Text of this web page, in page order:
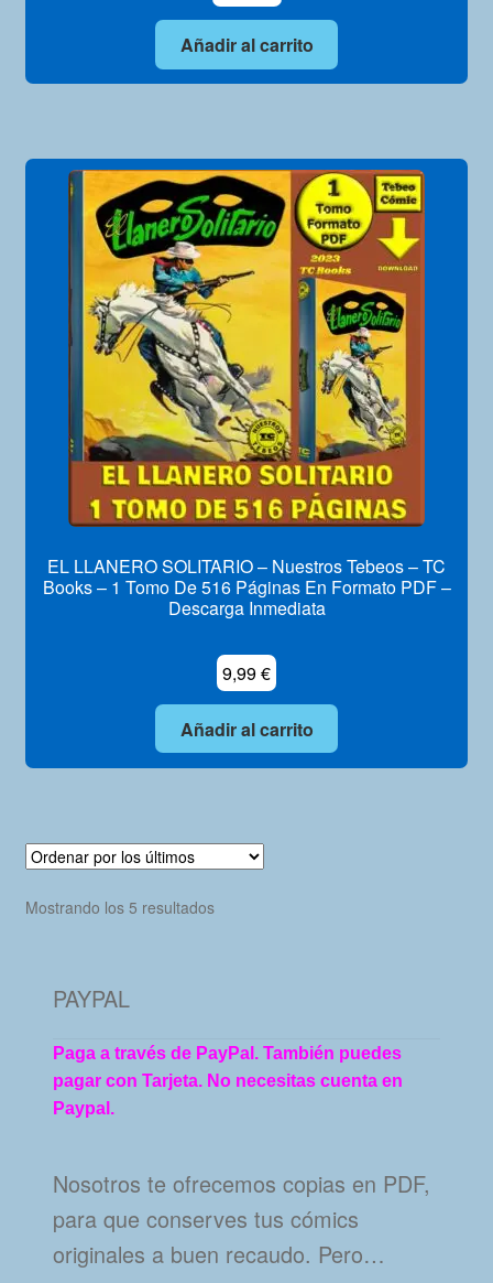
Añadir al carrito
EL LLANERO SOLITARIO – Nuestros Tebeos – TC
Books – 1 Tomo De 516 Páginas En Formato PDF –
Descarga Inmediata
9,99€
Añadir al carrito
Mostrando los 5 resultadosOrdenado
PAYPAL
Paga a través de PayPal. También puedes
pagar con Tarjeta. No necesitas cuenta en
Paypal.
Nosotros te ofrecemos copias en PDF,
para que conserves tus cómics
originales a buen recaudo. Pero…